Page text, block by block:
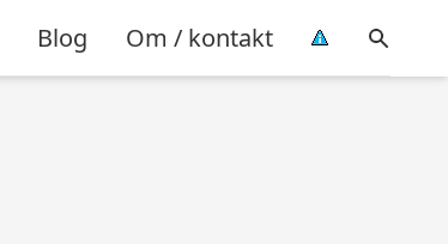
Blog Om / kontakt